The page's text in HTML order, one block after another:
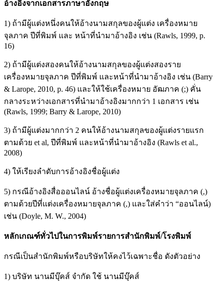
อ้างอิงจากเอกสารภาษาอังกฤษ
1) ถ้ามีผู้แต่งหนึ่งคนให้อ้างนามสกุลของผู้แต่ง เครื่องหมาย
จุลภาค ปีที่พิมพ์ และ หน้าที่นำมาอ้างอิง เช่น (Rawls, 1999, p.
16)
2) ถ้ามีผู้แต่งสองคนให้อ้างนามสกุลของผู้แต่งสองราย
เครื่องหมายจุลภาค ปีที่พิมพ์ และหน้าที่นำมาอ้างอิง เช่น (Barry
& Larope, 2010, p. 46) และให้ใช้เครื่องหมาย อัฒภาค (;) คั่น
กลางระหว่างเอกสารที่นำมาอ้างอิงมากกว่า 1 เอกสาร เช่น
(Rawls, 1999; Barry & Larope, 2010)
3) ถ้ามีผู้แต่งมากกว่า 2 คนให้อ้างนามสกุลของผู้แต่งรายแรก
ตามด้วย et al, ปีที่พิมพ์ และหน้าที่นำมาอ้างอิง (Rawls et al.,
2008)
4) ให้เรียงลำดับการอ้างอิงชื่อผู้แต่ง
5) กรณีอ้างอิงสื่อออนไลน์ อ้างชื่อผู้แต่งเครื่องหมายจุลภาค (,)
ตามด้วยปีที่แต่งเครื่องหมายจุลภาค (,) และใส่คำว่า “ออนไลน์)
เช่น (Doyle, M. W., 2004)
หลักเกณฑ์ทั่วไปในการพิมพ์รายการสำนักพิมพ์/โรงพิมพ์
กรณีเป็นสำนักพิมพ์หรือบริษัทให้คงไว้เฉพาะชื่อ ดังตัวอย่าง
1) บริษัท นานมีบุ๊คส์ จำกัด ใช้ นานมีบุ๊คส์